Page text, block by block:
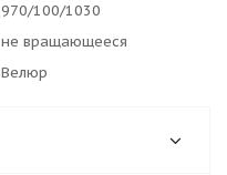
970/100/1030
не вращающееся
Велюр